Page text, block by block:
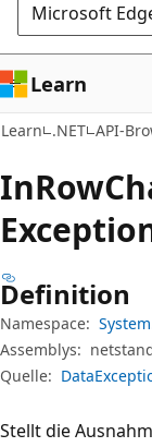
Microsoft
Learn
Learn .NET API-
InRow
Definition
Namespace:
Assemblys:
Quelle:
Stellt die